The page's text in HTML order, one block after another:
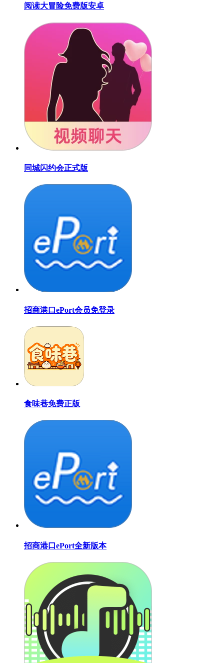
阅读大冒险免费版安卓
同城闪约会正式版
招商港口ePort会员免登录
食味巷免费正版
招商港口ePort全新版本